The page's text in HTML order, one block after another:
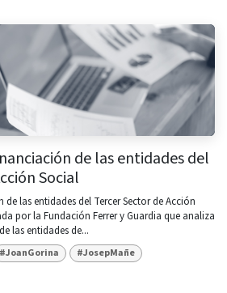
de las entidades del
Social
las entidades del Tercer Sector de Acción
por la Fundación Ferrer y Guardia que analiza
las entidades de...
#JoanGorina
#JosepMañe